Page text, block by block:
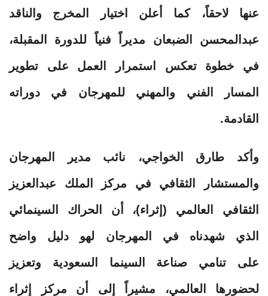
عنها لاحقاً، كما أعلن اختيار المخرج والناقد
عبدالمحسن الضبعان مديراً فنياً للدورة المقبلة،
في خطوة تعكس استمرار العمل على تطوير
المسار الفني والمهني للمهرجان في دوراته
القادمة.
وأكد طارق الخواجي، نائب مدير المهرجان
والمستشار الثقافي في مركز الملك عبدالعزيز
الثقافي العالمي (إثراء)، أن الحراك السينمائي
الذي شهدناه في المهرجان لهو دليل واضح
على تنامي صناعة السينما السعودية وتعزيز
لحضورها العالمي، مشيراً إلى أن مركز إثراء